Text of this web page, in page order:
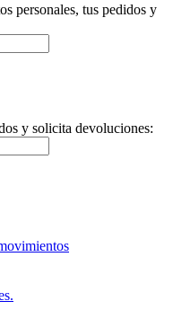
personales, tus pedidos y
y solicita devoluciones: